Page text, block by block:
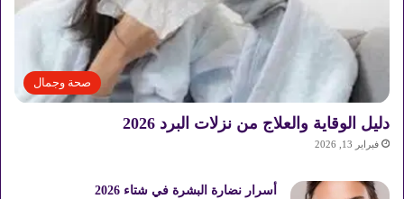
صحة وجمال
دليل الوقاية والعلاج من نزلات البرد 2026
فبراير 13, 2026
أسرار نضارة البشرة في شتاء 2026